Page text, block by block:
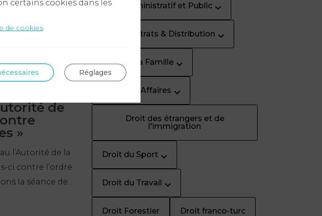
de
»
l’Autorité de la
ci contre l’ordre
la séance de ...
Droit Administratif et Public
Droit Contrats & Distribution
Droit de la Famille
Droit des Affaires
Droit des étrangers et de
l'immigration
Droit du Sport
Droit du Travail
Droit Forestier Droit franco-turc
certains cookies dans les
de cookies
Réglages